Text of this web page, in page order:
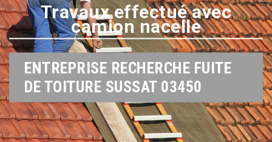
Travaux effectué avec
camion nacelle
ENTREPRISE RECHERCHE FUITE
DE TOITURE SUSSAT 03450